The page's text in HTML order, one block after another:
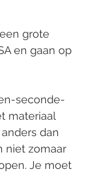
grote
en gaan op
seconde-
materiaal
dan
niet zomaar
Je moet